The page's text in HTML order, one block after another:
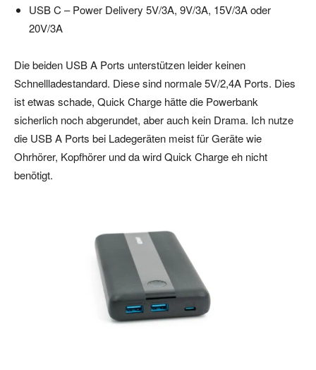
USB C – Power Delivery 5V/3A, 9V/3A, 15V/3A oder
20V/3A
Die beiden USB A Ports unterstützen leider keinen
Schnellladestandard. Diese sind normale 5V/2,4A Ports. Dies
ist etwas schade, Quick Charge hätte die Powerbank
sicherlich noch abgerundet, aber auch kein Drama. Ich nutze
die USB A Ports bei Ladegeräten meist für Geräte wie
Ohrhörer, Kopfhörer und da wird Quick Charge eh nicht
benötigt.